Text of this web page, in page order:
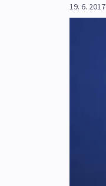
19. 6. 2017